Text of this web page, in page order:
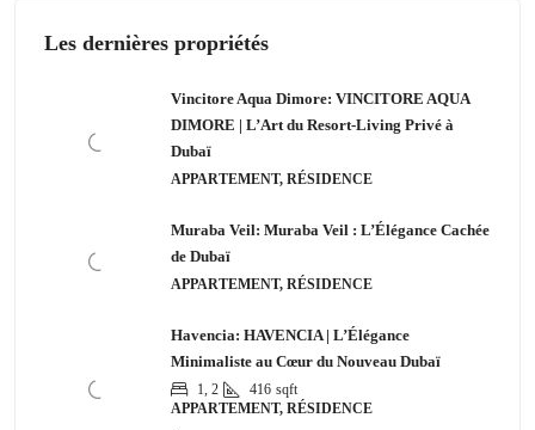
Les dernières propriétés
Vincitore Aqua Dimore: VINCITORE AQUA
DIMORE | L’Art du Resort-Living Privé à
Dubaï
APPARTEMENT, RÉSIDENCE
Muraba Veil: Muraba Veil : L’Élégance Cachée
de Dubaï
APPARTEMENT, RÉSIDENCE
Havencia: HAVENCIA | L’Élégance
Minimaliste au Cœur du Nouveau Dubaï
1, 2 416 sqft
APPARTEMENT, RÉSIDENCE